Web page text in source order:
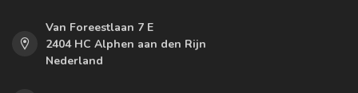
Van Foreestlaan 7 E
2404 HC Alphen aan den Rijn
Nederland